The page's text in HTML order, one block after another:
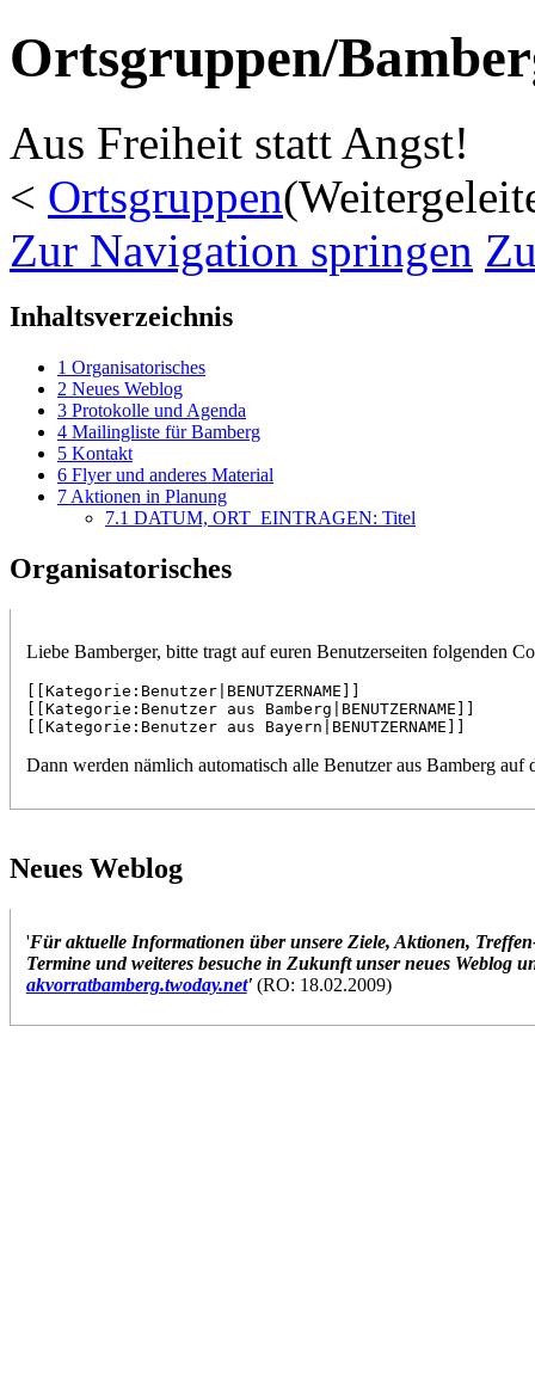
Ortsgruppen/
Aus Freiheit statt Angst!
< Ortsgruppen
Zur Navigation springen
Inhaltsverzeichnis
1 Organisatorisches
2 Neues Weblog
3 Protokolle und Agenda
4 Mailingliste für Bamberg
5 Kontakt
6 Flyer und anderes Material
7 Aktionen in Planung
7.1 DATUM, ORT_EINTRAGEN: Titel
Organisatorisches
Liebe Bamberger, bitte tragt auf euren Benutzerseiten folgenden
[[Kategorie:Benutzer|BENUTZERNAME]]
[[Kategorie:Benutzer aus Bamberg|BENUTZERNAME]]
[[Kategorie:Benutzer aus Bayern|BENUTZERNAME]]
Dann werden nämlich automatisch alle Benutzer aus Bamberg auf
Neues Weblog
'Für aktuelle Informationen über unsere Ziele, Aktionen,
Termine und weiteres besuche in Zukunft unser neues Weblog
akvorratbamberg.twoday.net'(RO: 18.02.2009)